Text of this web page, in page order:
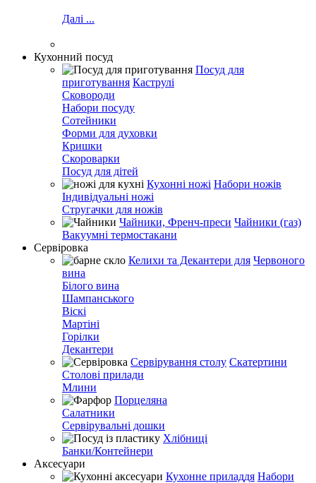
Далі ...
Кухонний посуд
Посуд для
приготування Каструлі
Сковороди
Набори посуду
Сотейники
Форми для духовки
Кришки
Скороварки
Посуд для дітей
Кухонні ножі Набори ножів
Індивідуальні ножі
Стругачки для ножів
Чайники, Френч-преси Чайники (газ)
Вакуумні термостакани
Сервіровка
Келихи та Декантери для Червоного
вина
Білого вина
Шампанського
Віскі
Мартіні
Горілки
Декантери
Сервірування столу Скатертини
Столові прилади
Млини
Порцеляна
Салатники
Сервірувальні дошки
Хлібниці
Банки/Контейнери
Аксесуари
Кухонне приладдя Набори